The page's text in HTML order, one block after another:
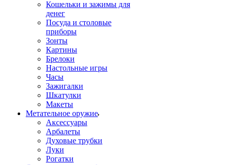
Кошельки и зажимы для
денег
Посуда и столовые
приборы
Зонты
Картины
Брелоки
Настольные игры
Часы
Зажигалки
Шкатулки
Макеты
Метательное оружие
Аксессуары
Арбалеты
Духовые трубки
Луки
Рогатки